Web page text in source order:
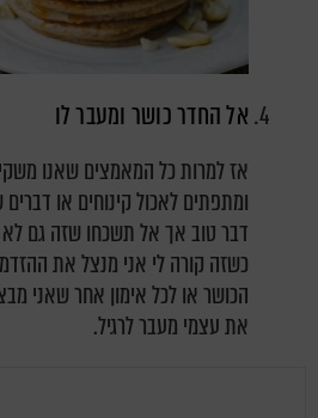
אל החדר כושר ומעבר לו
אז למרות כל המאמצים שאנו
ומתפתים לאכול קינוחים או
דבר טוב אך אל תשכחו שזה גם
כשזה קורה לי אני מנצל את
הכושר או לכל אימון אחר שאני
את עצמי מעבר לרגיל.